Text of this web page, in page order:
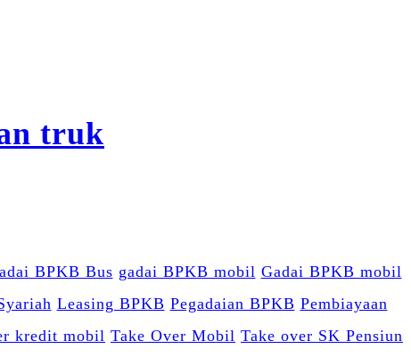
BPKB Bus gadai BPKB mobil Gadai BPKB mobil
Leasing BPKB Pegadaian BPKB Pembiayaan
kredit mobil Take Over Mobil Take over SK Pensiun